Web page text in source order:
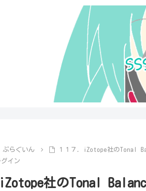
ぷらぐいん
１１７．iZotope社のTonal
イン
iZotope社のTonal